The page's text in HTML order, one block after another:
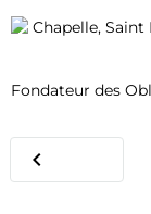
Fondateur des